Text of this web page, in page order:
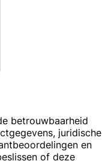
betrouwbaarheid
juridische
en
of deze